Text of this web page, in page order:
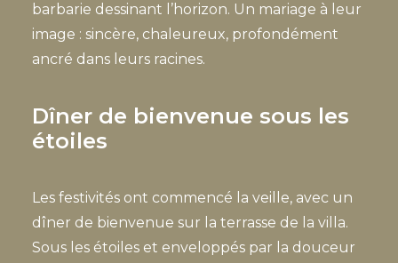
barbarie dessinant l’horizon. Un mariage à leur
image : sincère, chaleureux, profondément
ancré dans leurs racines.
Dîner de bienvenue sous les
étoiles
Les festivités ont commencé la veille, avec un
dîner de bienvenue sur la terrasse de la villa.
Sous les étoiles et enveloppés par la douceur